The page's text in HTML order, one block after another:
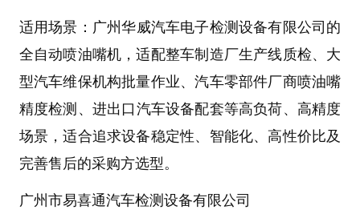
适用场景 ： 广州华威汽车电子检测设备有限公司 的
全自动喷油嘴机，适配整车制造厂生产线质检、 大
型汽车维保机构批量作业、汽车零部件厂商喷油嘴
精度检测 、 进出口汽车设备配套等高负荷、高精度
场景，适合追求设备稳定性、智能化、高性价比及
完善售后的采购方选型。
广州市易喜通汽车检测设备有限公司